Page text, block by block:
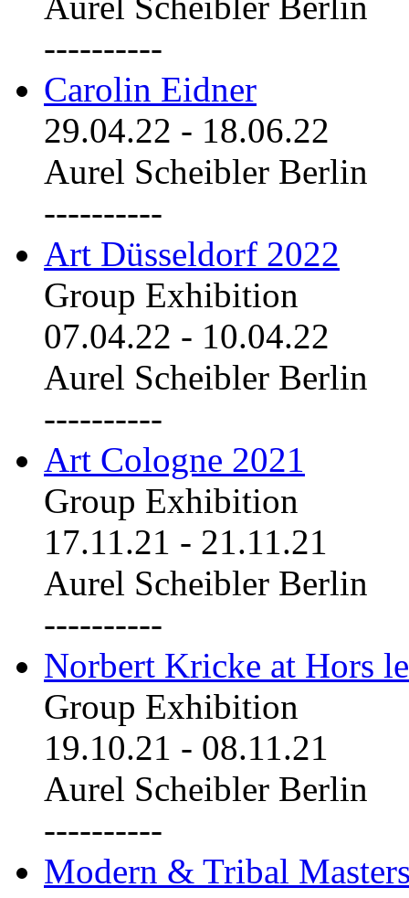
----------
Carolin Eidner
29.04.22 - 18.06.22
Aurel Scheibler Berlin
----------
Art Düsseldorf 2022
Group Exhibition
07.04.22 - 10.04.22
Aurel Scheibler Berlin
----------
Art Cologne 2021
Group Exhibition
17.11.21 - 21.11.21
Aurel Scheibler Berlin
----------
Norbert Kricke at Hors
Group Exhibition
19.10.21 - 08.11.21
Aurel Scheibler Berlin
----------
Modern & Tribal